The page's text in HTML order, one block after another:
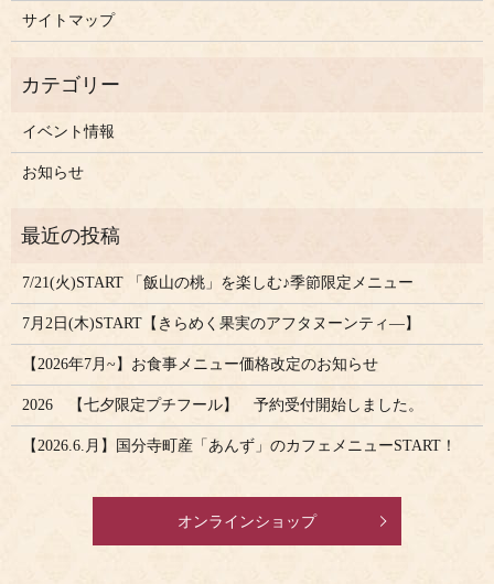
サイトマップ
イベント情報
お知らせ
7/21(火)START 「飯山の桃」を楽しむ♪季節限定メニュー
7月2日(木)START【きらめく果実のアフタヌーンティ―】
【2026年7月~】お食事メニュー価格改定のお知らせ
2026 【七夕限定プチフール】 予約受付開始しました。
【2026.6.月】国分寺町産「あんず」のカフェメニューSTART！
オンラインショップ